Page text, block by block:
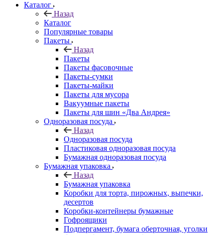
Каталог
Назад
Каталог
Популярные товары
Пакеты
Назад
Пакеты
Пакеты фасовочные
Пакеты-сумки
Пакеты-майки
Пакеты для мусора
Вакуумные пакеты
Пакеты для шин «Два Андрея»
Одноразовая посуда
Назад
Одноразовая посуда
Пластиковая одноразовая посуда
Бумажная одноразовая посуда
Бумажная упаковка
Назад
Бумажная упаковка
Коробки для торта, пирожных, выпечки,
десертов
Коробки-контейнеры бумажные
Гофроящики
Подпергамент, бумага оберточная, уголки